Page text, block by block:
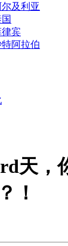
尔及利亚
律宾
特阿拉伯
天，
！